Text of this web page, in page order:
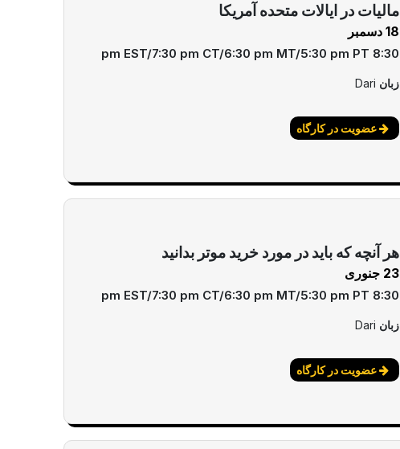
مالیات در ایالات متحده آمریکا
18 دسمبر
8:30 pm EST/7:30 pm CT/6:30 pm MT/5:30 pm PT
زبان
عضویت در کارگاه
هر آنچه که باید در مورد خرید موتر بدانید
23 جنوری
8:30 pm EST/7:30 pm CT/6:30 pm MT/5:30 pm PT
زبان
عضویت در کارگاه